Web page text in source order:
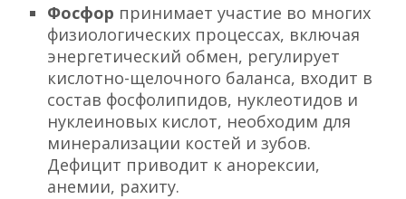
Фосфор принимает участие во многих
физиологических процессах, включая
энергетический обмен, регулирует
кислотно-щелочного баланса, входит в
состав фосфолипидов, нуклеотидов и
нуклеиновых кислот, необходим для
минерализации костей и зубов.
Дефицит приводит к анорексии,
анемии, рахиту.